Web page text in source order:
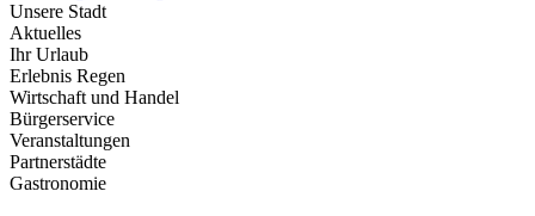
Unsere Stadt
Aktuelles
Ihr Urlaub
Erlebnis Regen
Wirtschaft und Handel
Bürgerservice
Veranstaltungen
Partnerstädte
Gastronomie